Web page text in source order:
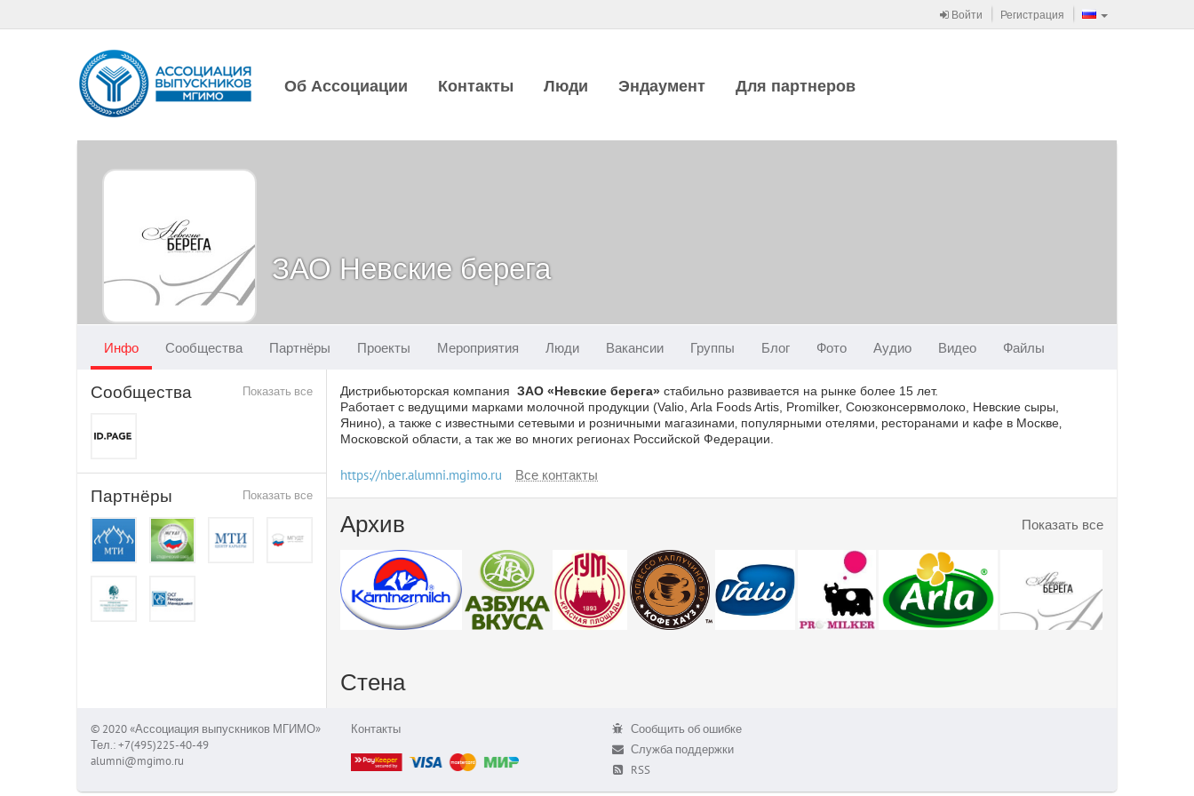
Войти Регистрация
Об Ассоциации Контакты Люди Эндаумент Для партнеров
ЗАО Невские берега
Инфо Сообщества Партнёры Проекты Мероприятия Люди Вакансии Группы Блог Фото Аудио Видео Файлы
Показать все
Сообщества
Показать все
Партнёры
Дистрибьюторская компания ЗАО «Невские берега» стабильно развивается на рынке более 15 лет.
Работает с ведущими марками молочной продукции (Valio, Arla Foods Artis, Promilker, Союзконсервмолоко, Невские сыры,
Янино)‚ а также с известными сетевыми и розничными магазинами‚ популярными отелями‚ ресторанами и кафе в Москве‚
Московской области‚ а так же во многих регионах Российской Федерации.
https://nber.alumni.mgimo.ru Все контакты
Показать все
Архив
Стена
© 2020 «Ассоциация выпускников МГИМО»
Тел.: +7(495)225-40-49
alumni@mgimo.ru
Контакты
Сообщить об ошибке
Служба поддержки
RSS